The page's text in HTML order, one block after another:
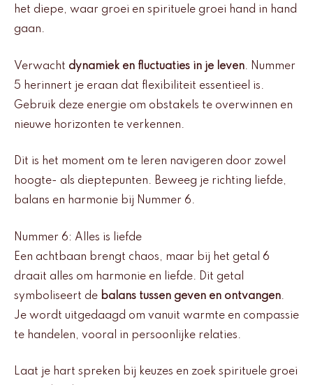
het diepe, waar groei en spirituele groei hand in hand
gaan.
Verwacht dynamiek en fluctuaties in je leven. Nummer
5 herinnert je eraan dat flexibiliteit essentieel is.
Gebruik deze energie om obstakels te overwinnen en
nieuwe horizonten te verkennen.
Dit is het moment om te leren navigeren door zowel
hoogte- als dieptepunten. Beweeg je richting liefde,
balans en harmonie bij Nummer 6.
Nummer 6: Alles is liefde
Een achtbaan brengt chaos, maar bij het getal 6
draait alles om harmonie en liefde. Dit getal
symboliseert de balans tussen geven en ontvangen.
Je wordt uitgedaagd om vanuit warmte en compassie
te handelen, vooral in persoonlijke relaties.
Laat je hart spreken bij keuzes en zoek spirituele groei